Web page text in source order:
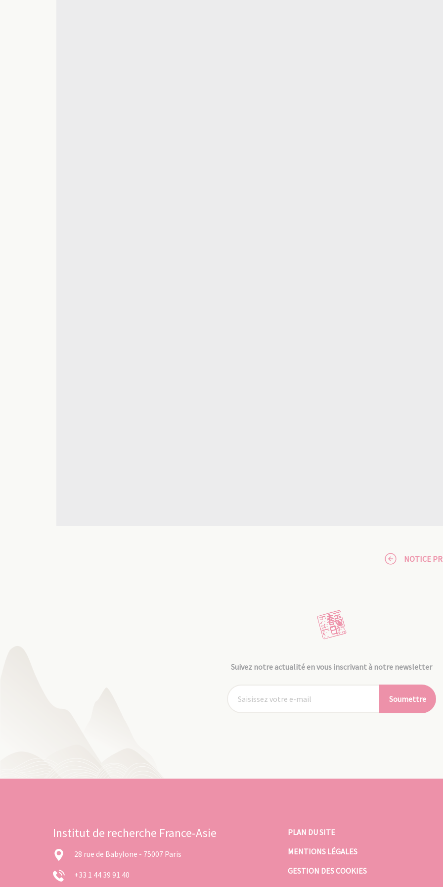
NOTICE
Suivez notre actualité en vous inscrivant à notre newsletter
Soumettre
Institut de recherche France-Asie
28 rue de Babylone - 75007 Paris
+33 1 44 39 91 40
PLAN DU SITE
MENTIONS LÉGALES
GESTION DES COOKIES